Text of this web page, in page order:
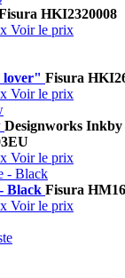
HKI2320008
Voir le prix
Fisura
Voir le prix
Designworks Inkby
Voir le prix
Black Fisura
Voir le prix